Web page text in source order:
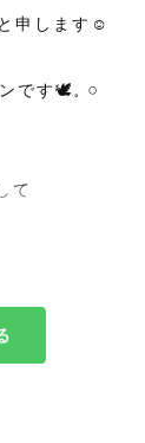
申します☺️
です🕊️𓈒 𓏸
て
ラルニューボ